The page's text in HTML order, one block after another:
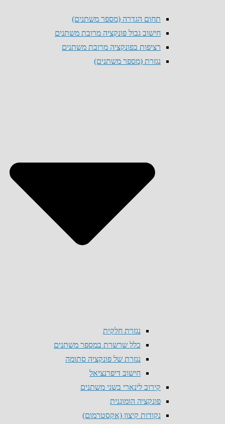
תחום הגדרה (מספר משתנים)
חישוב גבול פונקציה מרובת משתנים
רציפות בפונקציה מרובת משתנים
נגזרת (מספר משתנים)
נגזרת חלקית
כלל שרשרת במספר משתנים
נגזרת של פונקציה סתומה
חישוב דיפרנציאל
קירוב לינארי בשני משתנים
פונקציה הומוגנית
נקודות קיצון (אקסטרמום)